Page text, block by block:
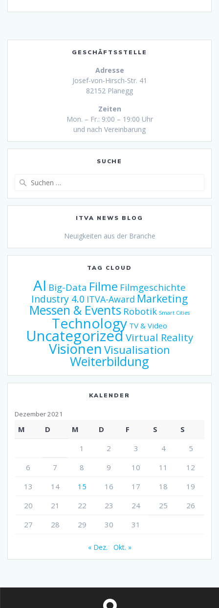
GESCHÄFTSSTELLE
Adresse
Josef-von-Hirsch-Str. 41
82152 Planegg
Zeiten
Mon. – Fr.: 9:00 – 19:00 Uhr
und nach Vereinbarung
SUCHE
ITVA NEWS BLOG
Neuigkeiten aus der Branche
TAG CLOUD
AI Big-Data Filme Filmgeschichte
Industry 4.0 ITVA-Award Marketing
Messen & Events Robotik Smart Cities
Technology TV & Video
UncategorizedVirtual Reality
Visionen Visualisation
Weiterbildung
KALENDER
Dezember 2021
M D M D F S
S
1
2 3 4
5
6
7 8 9 10 11
12
13
14 15 16 17 18
19
20
21 22 23 24 25
26
27
28 29 30 31
« Dez. Okt. »